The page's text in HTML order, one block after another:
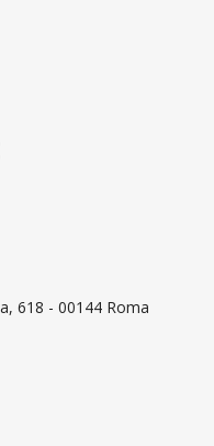
618 - 00144 Roma